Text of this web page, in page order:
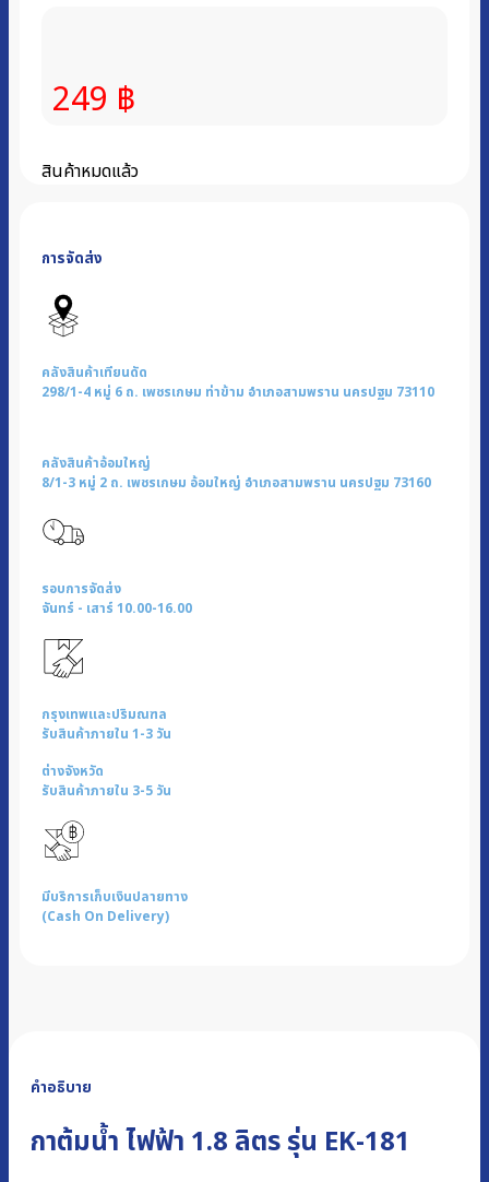
249 ฿
สินค้าหมดแล้ว
การจัดส่ง
คลังสินค้าเทียนดัด
298/1-4 หมู่ 6 ถ. เพชรเกษม ท่าข้าม อำเภอสามพราน นครปฐม 73110
คลังสินค้าอ้อมใหญ่
8/1-3 หมู่ 2 ถ. เพชรเกษม อ้อมใหญ่ อำเภอสามพราน นครปฐม 73160
รอบการจัดส่ง
จันทร์ - เสาร์ 10.00-16.00
กรุงเทพและปริมณฑล
รับสินค้าภายใน 1-3 วัน
ต่างจังหวัด
รับสินค้าภายใน 3-5 วัน
มีบริการเก็บเงินปลายทาง
(Cash On Delivery)
คำอธิบาย
กาต้มน้ำ ไฟฟ้า 1.8 ลิตร รุ่น EK-181